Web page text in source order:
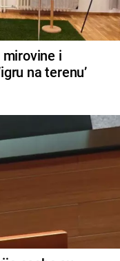
i
na terenu’